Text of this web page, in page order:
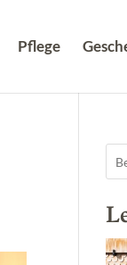
Pflege